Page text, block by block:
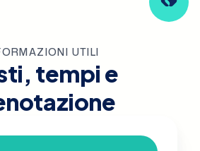
UTILI
tempi e